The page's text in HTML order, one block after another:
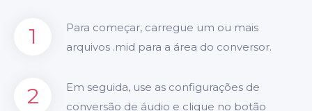
1
Para começar, carregue um ou mais
arquivos .mid para a área do conversor.
2
Em seguida, use as configurações de
conversão de áudio e clique no botão